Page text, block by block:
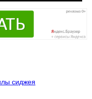
сиджея